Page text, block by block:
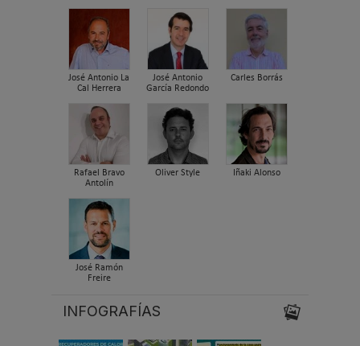
José Antonio La
Cal Herrera
José Antonio
García Redondo
Carles Borrás
Rafael Bravo
Antolín
Oliver Style Iñaki Alonso
José Ramón
Freire
INFOGRAFÍAS